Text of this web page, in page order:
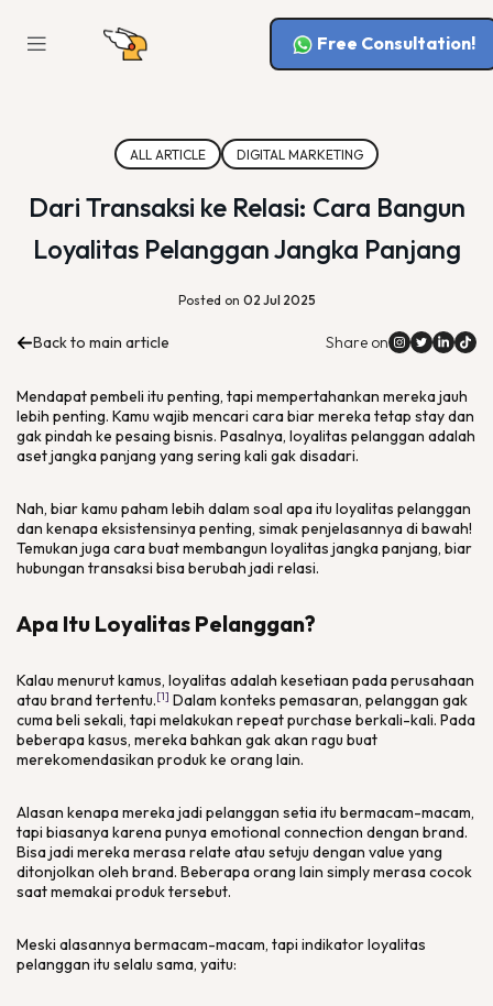
Free Consultation!
ALL ARTICLE DIGITAL MARKETING
Dari Transaksi ke Relasi: Cara Bangun
Loyalitas Pelanggan Jangka Panjang
Posted on 02 Jul 2025
Back to main article Share on
Mendapat pembeli itu penting, tapi mempertahankan mereka jauh
lebih penting. Kamu wajib mencari cara biar mereka tetap staydan
gak pindah ke pesaing bisnis. Pasalnya, loyalitas pelanggan adalah
aset jangka panjang yang sering kali gak disadari.
Nah, biar kamu paham lebih dalam soal apa itu loyalitas pelanggan
dan kenapa eksistensinya penting, simak penjelasannya di bawah!
Temukan juga cara buat membangun loyalitas jangka panjang, biar
hubungan transaksi bisa berubah jadi relasi.
Apa Itu Loyalitas Pelanggan?
Kalau menurut kamus, loyalitas adalah kesetiaan pada perusahaan
atau brandtertentu.[1] Dalam konteks pemasaran, pelanggan gak
cuma beli sekali, tapi melakukan repeat purchase berkali-kali. Pada
beberapa kasus, mereka bahkan gak akan ragu buat
merekomendasikan produk ke orang lain.
Alasan kenapa mereka jadi pelanggan setia itu bermacam-macam,
tapi biasanya karena punyaemotional connection dengan brand.
Bisa jadi mereka merasarelate atau setuju dengan value yang
ditonjolkan oleh brand. Beberapa orang lain simplymerasa cocok
saat memakai produk tersebut.
Meski alasannya bermacam-macam, tapi indikator loyalitas
pelanggan itu selalu sama, yaitu: